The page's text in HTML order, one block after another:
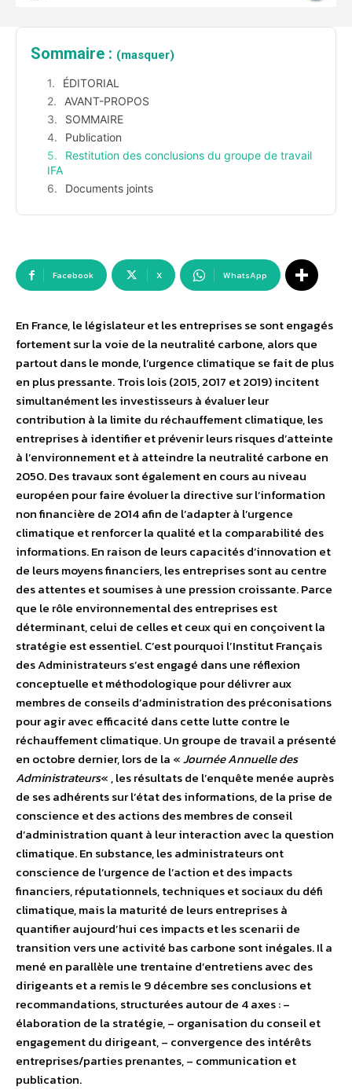
Sommaire : (masquer)
ÉDITORIAL
AVANT-PROPOS
SOMMAIRE
Publication
Restitution des conclusions du groupe de travail
IFA
Documents joints
Facebook X WhatsApp
En France, le législateur et les entreprises se sont engagés
fortement sur la voie de la neutralité carbone, alors que
partout dans le monde, l’urgence climatique se fait de plus
en plus pressante. Trois lois (2015, 2017 et 2019) incitent
simultanément les investisseurs à évaluer leur
contribution à la limite du réchauffement climatique, les
entreprises à identifier et prévenir leurs risques d’atteinte
à l’environnement et à atteindre la neutralité carbone en
2050. Des travaux sont également en cours au niveau
européen pour faire évoluer la directive sur l’information
non financière de 2014 afin de l’adapter à l’urgence
climatique et renforcer la qualité et la comparabilité des
informations. En raison de leurs capacités d’innovation et
de leurs moyens financiers, les entreprises sont au centre
des attentes et soumises à une pression croissante. Parce
que le rôle environnemental des entreprises est
déterminant, celui de celles et ceux qui en conçoivent la
stratégie est essentiel. C’est pourquoi l’Institut Français
des Administrateurs s’est engagé dans une réflexion
conceptuelle et méthodologique pour délivrer aux
membres de conseils d’administration des préconisations
pour agir avec efficacité dans cette lutte contre le
réchauffement climatique. Un groupe de travail a présenté
en octobre dernier, lors de la «Journée Annuelle des
Administrateurs« , les résultats de l’enquête menée auprès
de ses adhérents sur l’état des informations, de la prise de
conscience et des actions des membres de conseil
d’administration quant à leur interaction avec la question
climatique. En substance, les administrateurs ont
conscience de l’urgence de l’action et des impacts
financiers, réputationnels, techniques et sociaux du défi
climatique, mais la maturité de leurs entreprises à
quantifier aujourd’hui ces impacts et les scenarii de
transition vers une activité bas carbone sont inégales. Il a
mené en parallèle une trentaine d’entretiens avec des
dirigeants et a remis le 9 décembre ses conclusions et
recommandations, structurées autour de 4 axes : –
élaboration de la stratégie, – organisation du conseil et
engagement du dirigeant, – convergence des intérêts
entreprises/parties prenantes, – communication et
publication.